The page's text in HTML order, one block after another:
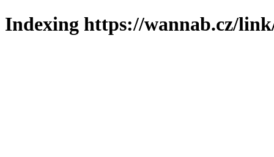
Indexing https://wannab.cz/